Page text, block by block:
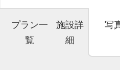
プラン一
覧
施設詳
細
写